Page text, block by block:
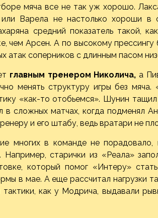
мяча все не так уж хорошо.
Варела не настолько хороши
средний показатель такой,
чем Арсен. А по высокому
атак соперников с длинным пасом
главным тренером Николича, а
менять структуру игры без
«как-то отобьемся». Шунин
в сложных матчах, когда подменял
и его штабу, ведь вратари не
многих в команде не
Например, старички из «Реала»
который помог «Интеру»
в мае. А еще рассчитал нагрузки
как у Модрича, выдавали